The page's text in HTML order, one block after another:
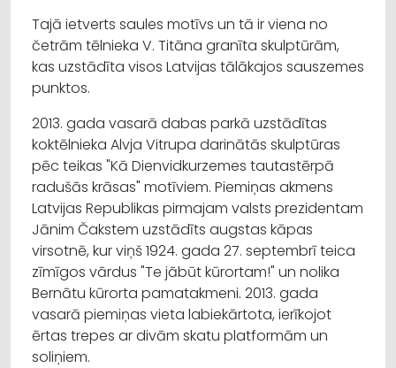
Tajā ietverts saules motīvs un tā ir viena no
četrām tēlnieka V. Titāna granīta skulptūrām,
kas uzstādīta visos Latvijas tālākajos sauszemes
punktos.
2013. gada vasarā dabas parkā uzstādītas
koktēlnieka Alvja Vitrupa darinātās skulptūras
pēc teikas "Kā Dienvidkurzemes tautastērpā
radušās krāsas" motīviem. Piemiņas akmens
Latvijas Republikas pirmajam valsts prezidentam
Jānim Čakstem uzstādīts augstas kāpas
virsotnē, kur viņš 1924. gada 27. septembrī teica
zīmīgos vārdus "Te jābūt kūrortam!" un nolika
Bernātu kūrorta pamatakmeni. 2013. gada
vasarā piemiņas vieta labiekārtota, ierīkojot
ērtas trepes ar divām skatu platformām un
soliņiem.